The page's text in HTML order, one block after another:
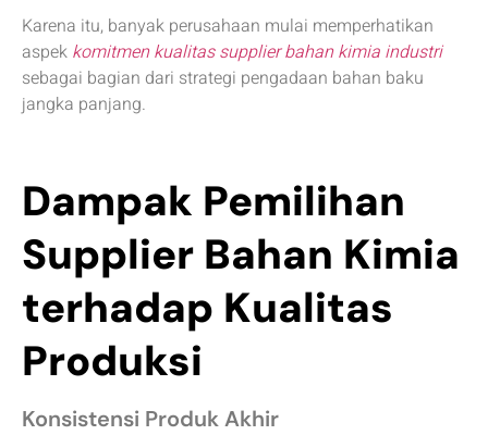
Karena itu, banyak perusahaan mulai memperhatikan
aspek komitmen kualitas supplier bahan kimia industri
sebagai bagian dari strategi pengadaan bahan baku
jangka panjang.
Dampak Pemilihan
Supplier Bahan Kimia
terhadap Kualitas
Produksi
Konsistensi Produk Akhir